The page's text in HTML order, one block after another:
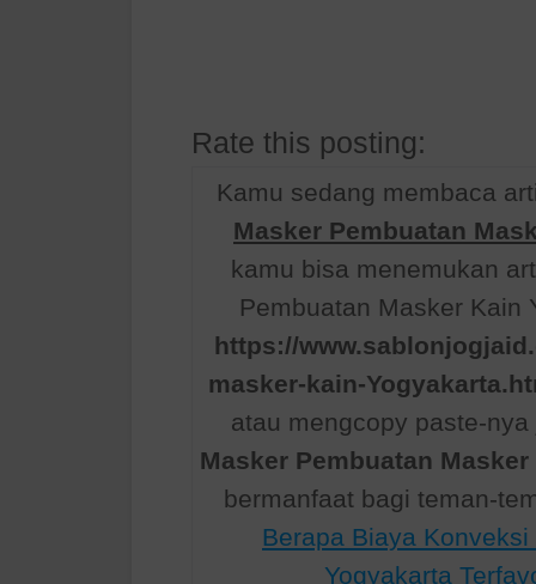
Rate this posting:
Kamu sedang membaca
Masker Pembuatan
kamu bisa menemukan
Pembuatan Masker Kain
https://
masker-kain-
atau mengcopy paste-
Masker Pembuatan
bermanfaat bagi teman-
Berapa Biaya
Yogyakarta